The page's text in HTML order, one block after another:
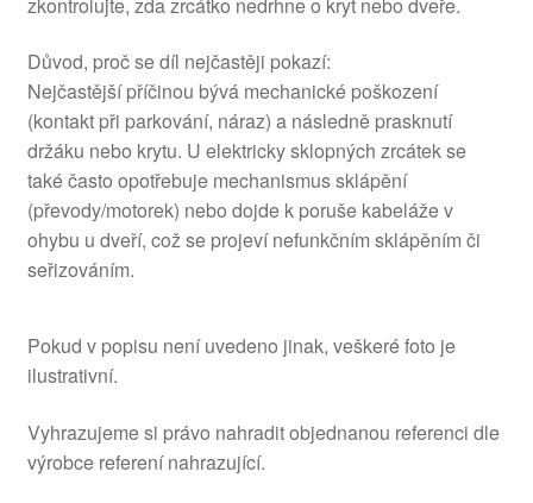
Důvod, proč se díl nejčastěji pokazí:
Nejčastější příčinou bývá mechanické poškození
(kontakt při parkování, náraz) a následně prasknutí
držáku nebo krytu. U elektricky sklopných zrcátek se
také často opotřebuje mechanismus sklápění
(převody/motorek) nebo dojde k poruše kabeláže v
ohybu u dveří, což se projeví nefunkčním sklápěním či
seřizováním.
Pokud v popisu není uvedeno jinak, veškeré foto je
ilustrativní.
Vyhrazujeme si právo nahradit objednanou referenci dle
výrobce referení nahrazující.